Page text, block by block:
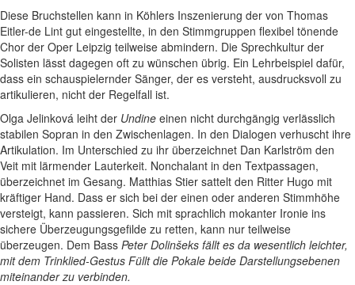
Diese Bruchstellen kann in Köhlers Inszenierung der von Thomas
Eitler-de Lint gut eingestellte, in den Stimmgruppen flexibel tönende
Chor der Oper Leipzig teilweise abmindern. Die Sprechkultur der
Solisten lässt dagegen oft zu wünschen übrig. Ein Lehrbeispiel dafür,
dass ein schauspielernder Sänger, der es versteht, ausdrucksvoll zu
artikulieren, nicht der Regelfall ist.
Olga Jelinková leiht der Undine einen nicht durchgängig verlässlich
stabilen Sopran in den Zwischenlagen. In den Dialogen verhuscht ihre
Artikulation. Im Unterschied zu ihr überzeichnet Dan Karlström den
Veit mit lärmender Lauterkeit. Nonchalant in den Textpassagen,
überzeichnet im Gesang. Matthias Stier sattelt den Ritter Hugo mit
kräftiger Hand. Dass er sich bei der einen oder anderen Stimmhöhe
versteigt, kann passieren. Sich mit sprachlich mokanter Ironie ins
sichere Überzeugungsgefilde zu retten, kann nur teilweise
überzeugen. Dem Bass Peter Dolinšeks fällt es da wesentlich leichter,
mit dem Trinklied-Gestus Füllt die Pokale beide Darstellungsebenen
miteinander zu verbinden.